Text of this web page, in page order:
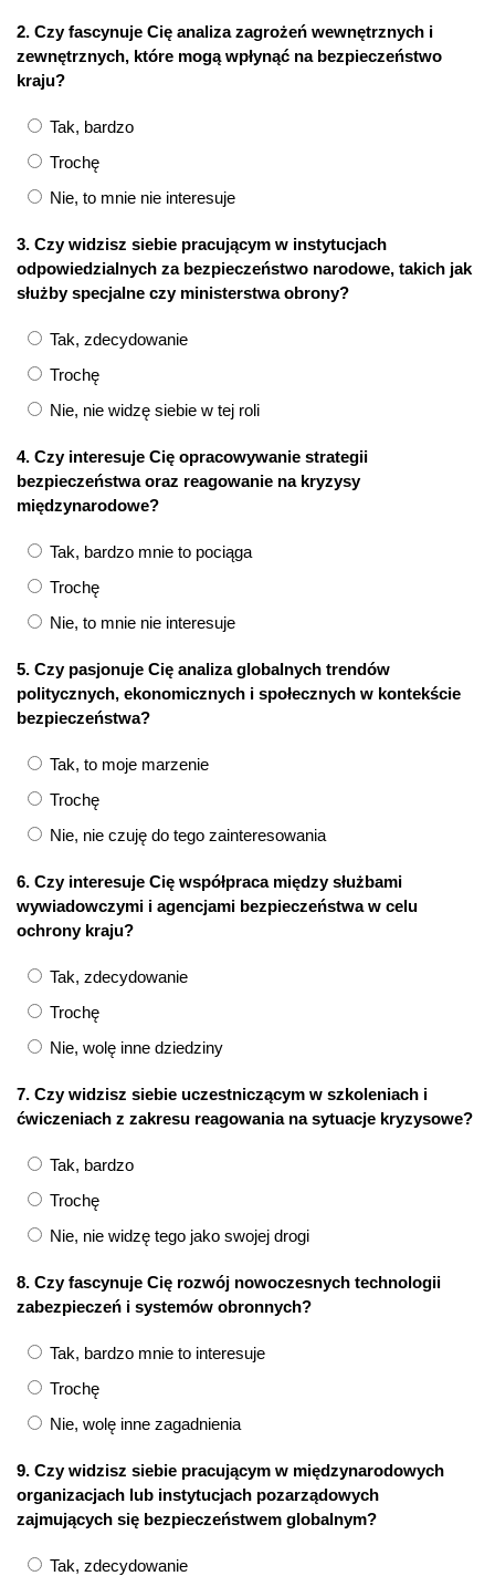
2. Czy fascynuje Cię analiza zagrożeń wewnętrznych i
zewnętrznych, które mogą wpłynąć na bezpieczeństwo
kraju?
Tak, bardzo
Trochę
Nie, to mnie nie interesuje
3. Czy widzisz siebie pracującym w instytucjach
odpowiedzialnych za bezpieczeństwo narodowe, takich jak
służby specjalne czy ministerstwa obrony?
Tak, zdecydowanie
Trochę
Nie, nie widzę siebie w tej roli
4. Czy interesuje Cię opracowywanie strategii
bezpieczeństwa oraz reagowanie na kryzysy
międzynarodowe?
Tak, bardzo mnie to pociąga
Trochę
Nie, to mnie nie interesuje
5. Czy pasjonuje Cię analiza globalnych trendów
politycznych, ekonomicznych i społecznych w kontekście
bezpieczeństwa?
Tak, to moje marzenie
Trochę
Nie, nie czuję do tego zainteresowania
6. Czy interesuje Cię współpraca między służbami
wywiadowczymi i agencjami bezpieczeństwa w celu
ochrony kraju?
Tak, zdecydowanie
Trochę
Nie, wolę inne dziedziny
7. Czy widzisz siebie uczestniczącym w szkoleniach i
ćwiczeniach z zakresu reagowania na sytuacje kryzysowe?
Tak, bardzo
Trochę
Nie, nie widzę tego jako swojej drogi
8. Czy fascynuje Cię rozwój nowoczesnych technologii
zabezpieczeń i systemów obronnych?
Tak, bardzo mnie to interesuje
Trochę
Nie, wolę inne zagadnienia
9. Czy widzisz siebie pracującym w międzynarodowych
organizacjach lub instytucjach pozarządowych
zajmujących się bezpieczeństwem globalnym?
Tak, zdecydowanie